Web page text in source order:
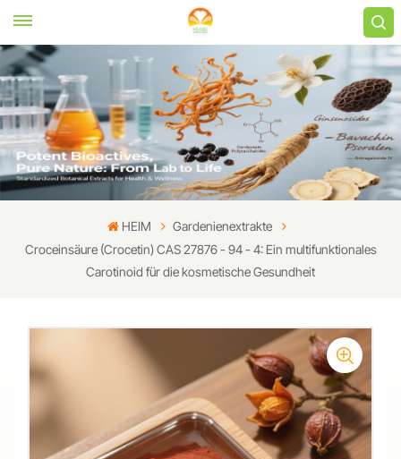
HEIM
Gardenienextrakte
Croceinsäure (Crocetin) CAS 27876 - 94 - 4: Ein multifunktionales
Carotinoid für die kosmetische Gesundheit